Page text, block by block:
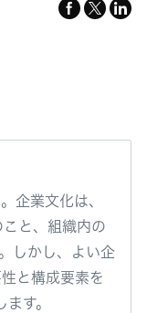
facebook
x-
linkedin
企業文化は、
と、組織内の
しかし、よい企
と構成要素を
す。